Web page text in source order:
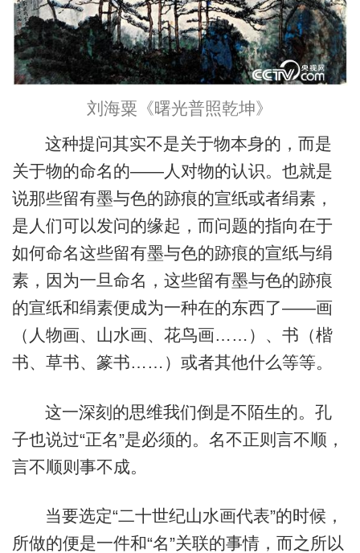
刘海粟《曙光普照乾坤》
这种提问其实不是关于物本身的，而是
关于物的命名的——人对物的认识。也就是
说那些留有墨与色的跡痕的宣纸或者绢素，
是人们可以发问的缘起，而问题的指向在于
如何命名这些留有墨与色的跡痕的宣纸与绢
素，因为一旦命名，这些留有墨与色的跡痕
的宣纸和绢素便成为一种在的东西了——画
（人物画、山水画、花鸟画……）、书（楷
书、草书、篆书……）或者其他什么等等。
这一深刻的思维我们倒是不陌生的。孔
子也说过“正名”是必须的。名不正则言不顺，
言不顺则事不成。
当要选定“二十世纪山水画代表”的时候，
所做的便是一件和“名”关联的事情，而之所以